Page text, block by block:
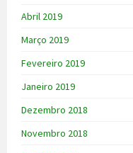
Abril 2019
Março 2019
Fevereiro 2019
Janeiro 2019
Dezembro 2018
Novembro 2018